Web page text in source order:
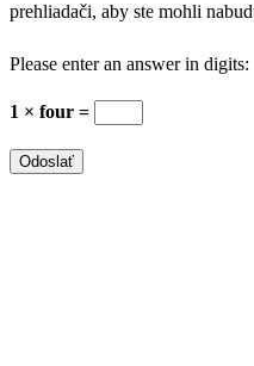
prehliadači, aby ste mohli
Please enter an answer in digits:
1 × four =